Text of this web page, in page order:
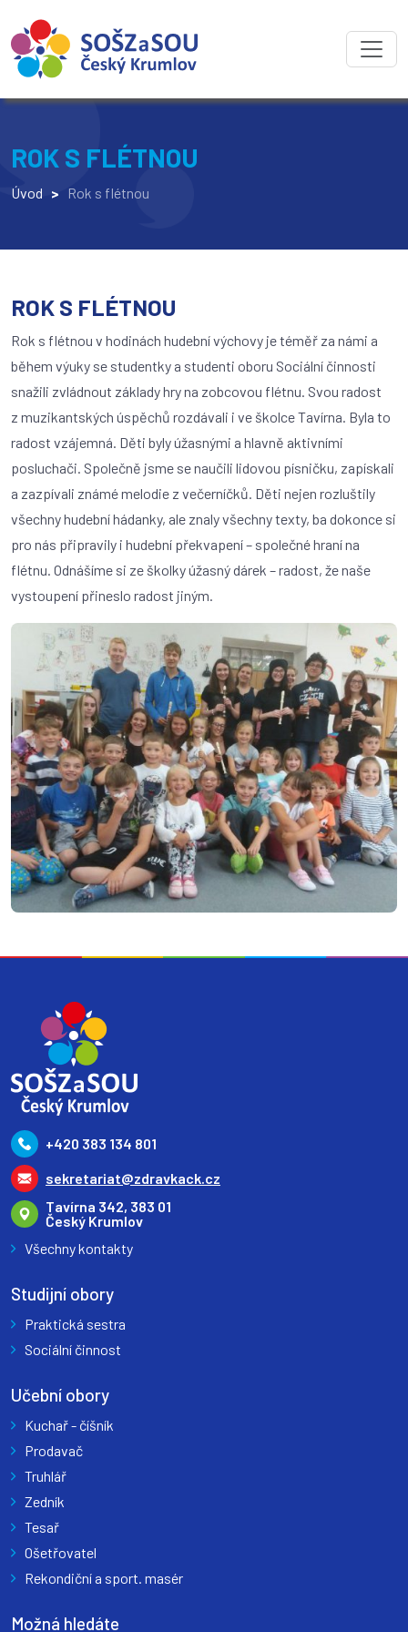
ROK S FLÉTNOU
Úvod > Rok s flétnou
ROK S FLÉTNOU
Rok s flétnou v hodinách hudební výchovy je téměř za námi a
během výuky se studentky a studenti oboru Sociální činnosti
snažili zvládnout základy hry na zobcovou flétnu. Svou radost
z muzikantských úspěchů rozdávali i ve školce Tavírna. Byla to
radost vzájemná. Děti byly úžasnými a hlavně aktivními
posluchači. Společně jsme se naučili lidovou písničku, zapískali
a zazpívali známé melodie z večerníčků. Děti nejen rozluštily
všechny hudební hádanky, ale znaly všechny texty, ba dokonce si
pro nás připravily i hudební překvapení – společné hraní na
flétnu. Odnášíme si ze školky úžasný dárek – radost, že naše
vystoupení přineslo radost jiným.
+420 383 134 801
sekretariat@zdravkack.cz
Tavírna 342, 383 01
Český Krumlov
Všechny kontakty
Studijní obory
Praktická sestra
Sociální činnost
Učební obory
Kuchař - číšník
Prodavač
Truhlář
Zedník
Tesař
Ošetřovatel
Rekondiční a sport. masér
Možná hledáte